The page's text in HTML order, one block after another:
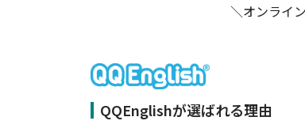
＼オンライ
QQEnglishが選ばれる理由